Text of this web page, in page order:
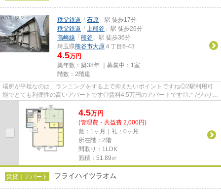
秩父鉄道 「 石原 」駅 徒歩17分
秩父鉄道 「 上熊谷 」駅 徒歩26分
高崎線 「 熊谷 」駅 徒歩36分
埼玉県熊谷市大原 ４丁目6-43
4.5万円
築年数：築38年 ｜募集中： 1室
階数：2階建
場所が平坦なのは、ランニングをする上で抑えたいポイントですね◎2駅利用可
能でとても利便性の高いアパートです◎賃料4.5万円のアパートです◎こだわりポ
イント満載のシティハイム カス...
4.5万円
(管理費・共益費 2,000円)
敷：1ヶ月｜礼：0ヶ月
所在階：2階
間取り：1LDK
面積：51.89㎡
賃貸｜アパート フライハイツラオム